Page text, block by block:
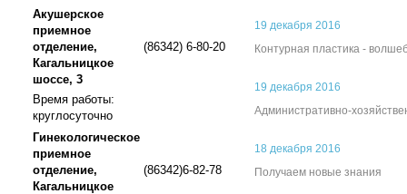
Акушерское
приемное
отделение,
Кагальницкое
шоссе, 3
(86342) 6-80-20
Время работы:
круглосуточно
Гинекологическое
приемное
отделение,
Кагальницкое
(86342)6-82-78
19 декабря 2016
Контурная пластика -
19 декабря 2016
Административно-
18 декабря 2016
Получаем новые знания